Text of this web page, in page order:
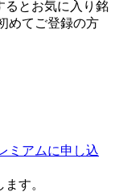
るとお気に入り銘
めてご登録の方
ミアムに申し込
す。